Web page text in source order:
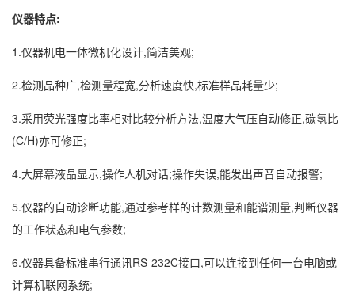
仪器特点:
1.仪器机电一体微机化设计,简洁美观;
2.检测品种广,检测量程宽,分析速度快,标准样品耗量少;
3.采用荧光强度比率相对比较分析方法,温度大气压自动修正,碳氢比
(C/H)亦可修正;
4.大屏幕液晶显示,操作人机对话;操作失误,能发出声音自动报警;
5.仪器的自动诊断功能,通过参考样的计数测量和能谱测量,判断仪器
的工作状态和电气参数;
6.仪器具备标准串行通讯RS-232C接口,可以连接到任何一台电脑或
计算机联网系统;